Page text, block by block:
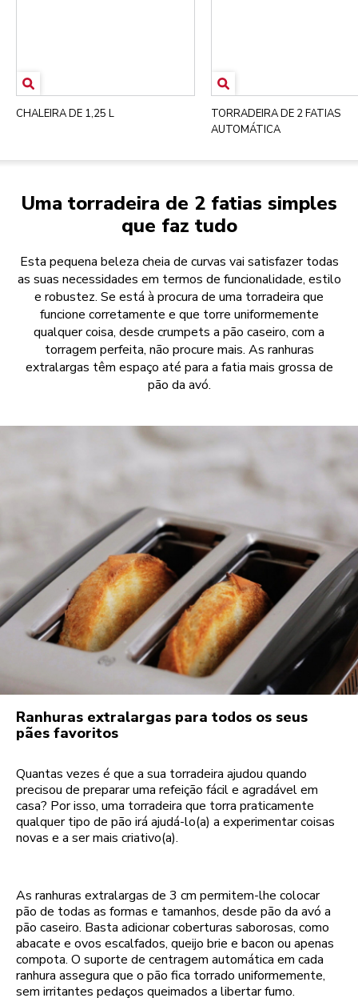
CHALEIRA DE 1,25 L
TORRADEIRA DE 2 FATIAS
AUTOMÁTICA
Uma torradeira de 2 fatias simples
que faz tudo
Esta pequena beleza cheia de curvas vai satisfazer todas
as suas necessidades em termos de funcionalidade, estilo
e robustez. Se está à procura de uma torradeira que
funcione corretamente e que torre uniformemente
qualquer coisa, desde crumpets a pão caseiro, com a
torragem perfeita, não procure mais. As ranhuras
extralargas têm espaço até para a fatia mais grossa de
pão da avó.
Ranhuras extralargas para todos os seus
pães favoritos
Quantas vezes é que a sua torradeira ajudou quando
precisou de preparar uma refeição fácil e agradável em
casa? Por isso, uma torradeira que torra praticamente
qualquer tipo de pão irá ajudá-lo(a) a experimentar coisas
novas e a ser mais criativo(a).
As ranhuras extralargas de 3 cm permitem-lhe colocar
pão de todas as formas e tamanhos, desde pão da avó a
pão caseiro. Basta adicionar coberturas saborosas, como
abacate e ovos escalfados, queijo brie e bacon ou apenas
compota. O suporte de centragem automática em cada
ranhura assegura que o pão fica torrado uniformemente,
sem irritantes pedaços queimados a libertar fumo.